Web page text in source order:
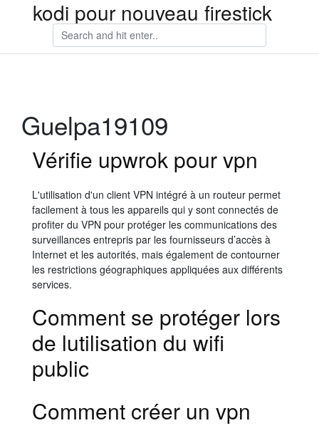
kodi pour nouveau firestick
Guelpa19109
Vérifie upwrok pour vpn
L'utilisation d'un client VPN intégré à un routeur permet
facilement à tous les appareils qui y sont connectés de
profiter du VPN pour protéger les communications des
surveillances entrepris par les fournisseurs d’accès à
Internet et les autorités, mais également de contourner
les restrictions géographiques appliquées aux différents
services.
Comment se protéger lors
de lutilisation du wifi
public
Comment créer un vpn